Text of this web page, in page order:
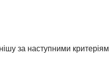
за наступними